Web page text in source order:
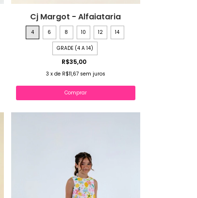
Cj Margot - Alfaiataria
4 6 8 10 12 14
GRADE (4 A 14)
R$35,00
3 x de R$11,67 sem juros
Comprar